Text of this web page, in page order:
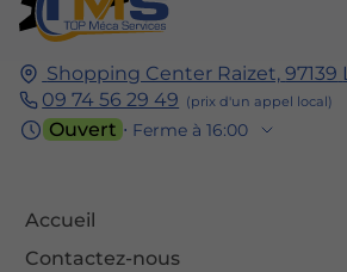
Shopping Center Raizet, 97139
09 74 56 29 49
Ouvert ⋅ Ferme à 16:00
Accueil
Contactez-nous